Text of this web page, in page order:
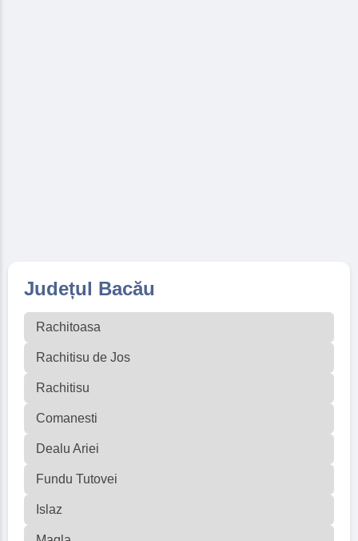
Județul Bacău
Rachitoasa
Rachitisu de Jos
Rachitisu
Comanesti
Dealu Ariei
Fundu Tutovei
Islaz